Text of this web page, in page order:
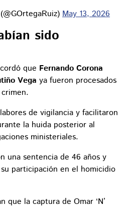
May 13, 2026
sido
que Fernando Corona
Vega ya fueron procesados
de vigilancia y facilitaron
la huida posterior al
ministeriales.
una sentencia de 46 años y
participación en el homicidio
que la captura de Omar ‘N’